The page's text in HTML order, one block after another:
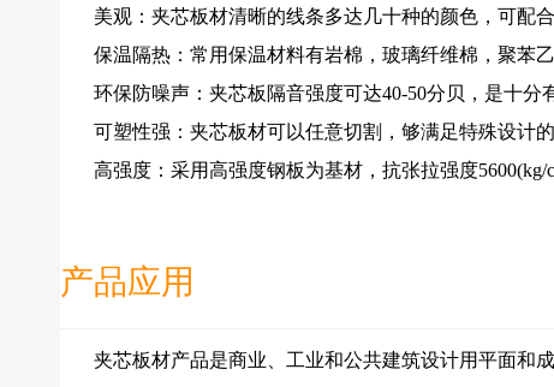
美观：夹芯板材清晰的线条多达几十种的颜色，可配
保温隔热：常用保温材料有岩棉，玻璃纤维棉，聚苯乙
环保防噪声：夹芯板隔音强度可达40-50分贝，是十分
可塑性强：夹芯板材可以任意切割，够满足特殊设计的
高强度：采用高强度钢板为基材，抗张拉强度5600(kg/
产品应用
夹芯板材产品是商业、工业和公共建筑设计用平面和成